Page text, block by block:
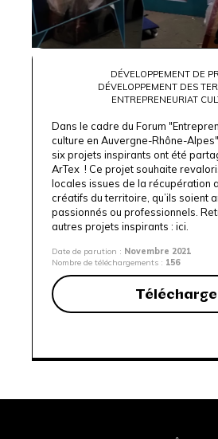
DÉVELOPPEMENT DE
DÉVELOPPEMENT DES
ENTREPRENEURIAT
Dans le cadre du Forum
culture en Auvergne-Rhône-
six projets inspirants ont été
ArTex ! Ce projet souhaite
locales issues de la récupération
créatifs du territoire, qu’ils soient
passionnés ou professionnels.
autres projets inspirants : ici.
Date de parution : Novembre 2021
Nombre de téléchargements : 156